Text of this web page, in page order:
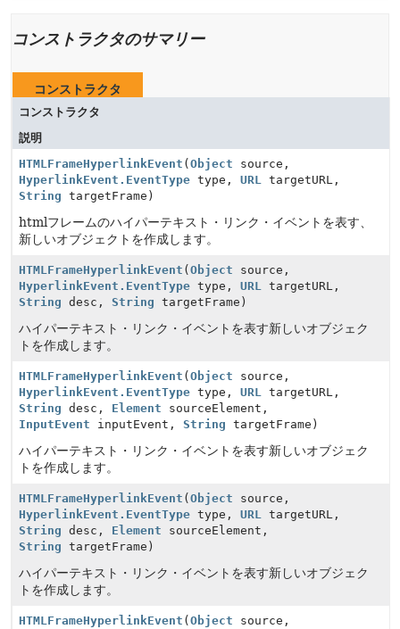
コンストラクタのサマリー
コンストラクタ
コンストラクタ
説明
HTMLFrameHyperlinkEvent ( Object source,
HyperlinkEvent.EventType type, URL targetURL,
String targetFrame)
htmlフレームのハイパーテキスト・リンク・イベントを表す、
新しいオブジェクトを作成します。
HTMLFrameHyperlinkEvent ( Object source,
HyperlinkEvent.EventType type, URL targetURL,
String desc, String targetFrame)
ハイパーテキスト・リンク・イベントを表す新しいオブジェク
トを作成します。
HTMLFrameHyperlinkEvent ( Object source,
HyperlinkEvent.EventType type, URL targetURL,
String desc, Element sourceElement,
InputEvent inputEvent, String targetFrame)
ハイパーテキスト・リンク・イベントを表す新しいオブジェク
トを作成します。
HTMLFrameHyperlinkEvent ( Object source,
HyperlinkEvent.EventType type, URL targetURL,
String desc, Element sourceElement,
String targetFrame)
ハイパーテキスト・リンク・イベントを表す新しいオブジェク
トを作成します。
HTMLFrameHyperlinkEvent ( Object source,